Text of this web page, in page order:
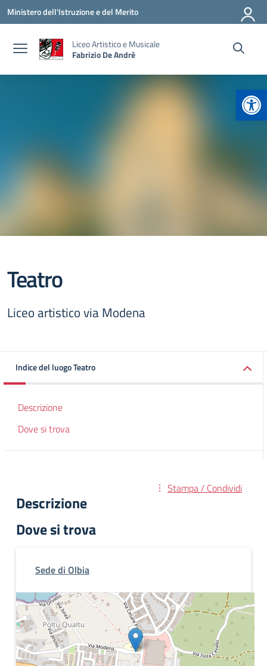
Vai ai contenuti
Vai al menu di navigazione
Vai al footer
Ministero dell'Istruzione e del Merito
Liceo Artistico e Musicale
Fabrizio De Andrè
Teatro
Liceo artistico via Modena
Indice del luogo Teatro
Descrizione
Dove si trova
Stampa / Condividi
Descrizione
Dove si trova
Sede di Olbia